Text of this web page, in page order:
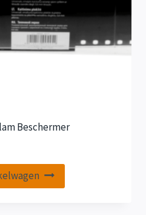
Beschermer